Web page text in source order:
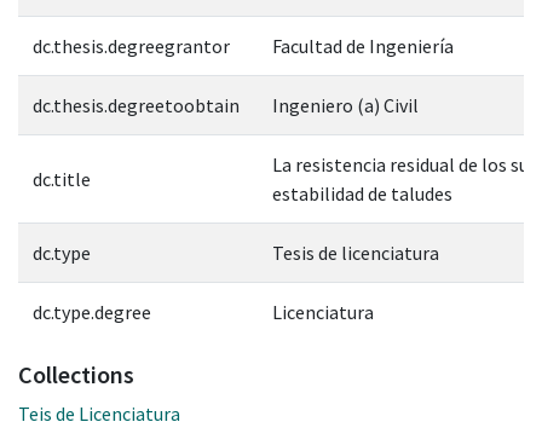
dc.thesis.degreegrantor Facultad de Ingeniería
dc.thesis.degreetoobtain Ingeniero (a) Civil
dc.title
La resistencia residual de los
estabilidad de taludes
dc.type Tesis de licenciatura
dc.type.degree Licenciatura
Collections
Teis de Licenciatura